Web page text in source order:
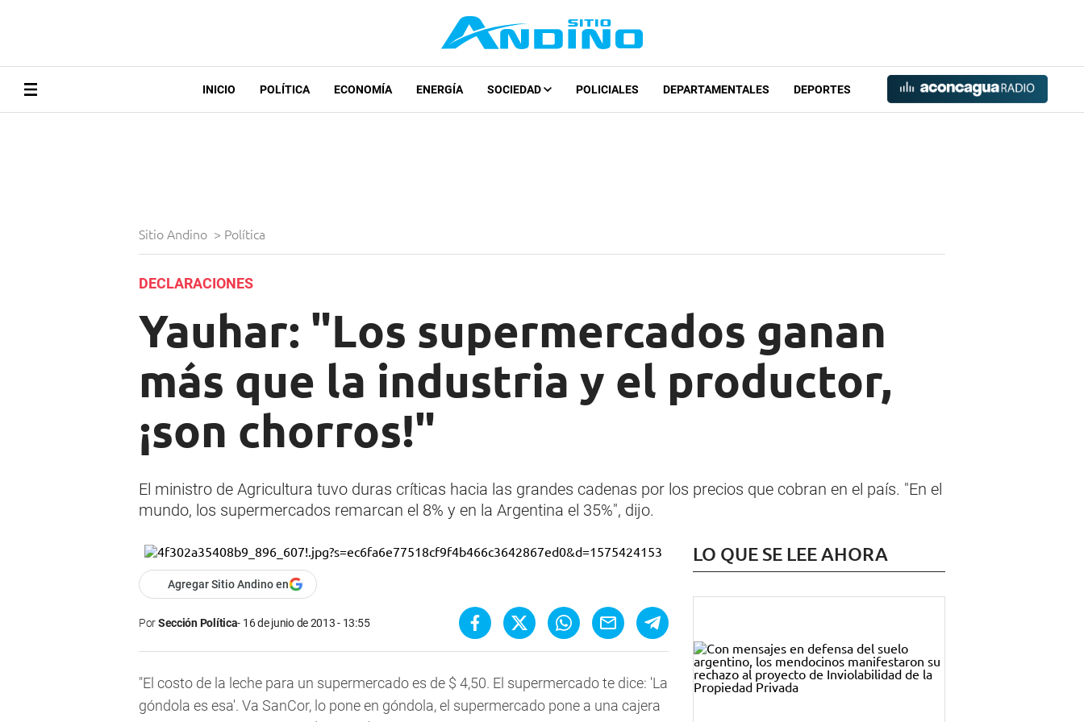
INICIO POLÍTICA ECONOMÍA ENERGÍA SOCIEDAD POLICIALES DEPARTAMENTALES DEPORTES
Sitio Andino > Política
DECLARACIONES
Yauhar: "Los supermercados ganan
más que la industria y el productor,
¡son chorros!"
El ministro de Agricultura tuvo duras críticas hacia las grandes cadenas por los precios que cobran en el país. "En el
mundo, los supermercados remarcan el 8% y en la Argentina el 35%", dijo.
Agregar Sitio Andino en
PorSección Política 16 de junio de 2013 - 13:55
"El costo de la leche para un supermercado es de $ 4,50. El supermercado te dice: 'La
góndola es esa'. Va SanCor, lo pone en góndola, el supermercado pone a una cajera
LO QUE SE LEE AHORA